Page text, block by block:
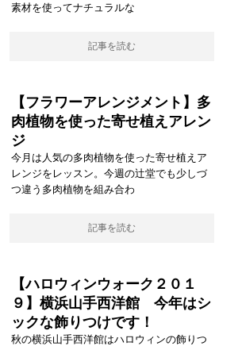
素材を使ってナチュラルな
記事を読む
【フラワーアレンジメント】多
肉植物を使った寄せ植えアレン
ジ
今月は人気の多肉植物を使った寄せ植えア
レンジをレッスン。今週の辻堂でも少しづ
つ違う多肉植物を組み合わ
記事を読む
【ハロウィンウォーク２０１
９】横浜山手西洋館 今年はシ
ックな飾りつけです！
秋の横浜山手西洋館はハロウィンの飾りつ